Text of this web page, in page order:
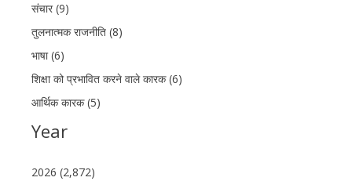
संचार (9)
तुलनात्मक राजनीति (8)
भाषा (6)
शिक्षा को प्रभावित करने वाले कारक (6)
आर्थिक कारक (5)
Year
2026 (2,872)